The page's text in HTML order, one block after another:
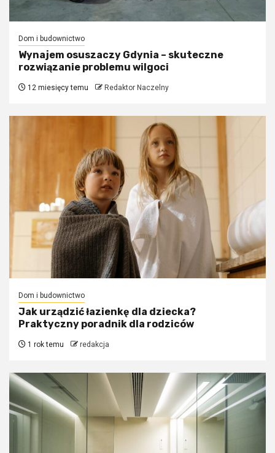
Dom i budownictwo
Wynajem osuszaczy Gdynia – skuteczne
rozwiązanie problemu wilgoci
12 miesięcy temu Redaktor Naczelny
Dom i budownictwo
Jak urządzić łazienkę dla dziecka?
Praktyczny poradnik dla rodziców
1 rok temu redakcja